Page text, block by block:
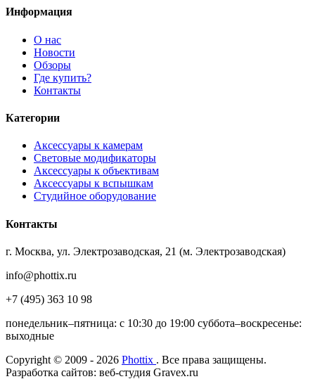
Информация
О нас
Новости
Обзоры
Где купить?
Контакты
Категории
Аксессуары к камерам
Световые модификаторы
Аксессуары к объективам
Аксессуары к вспышкам
Студийное оборудование
Контакты
г. Москва, ул. Электрозаводская, 21 (м. Электрозаводская)
info@phottix.ru
+7 (495) 363 10 98
понедельник–пятница: с 10:30 до 19:00 суббота–воскресенье:
выходные
Copyright © 2009 - 2026 Phottix . Все права защищены.
Разработка сайтов: веб-студия Gravex.ru